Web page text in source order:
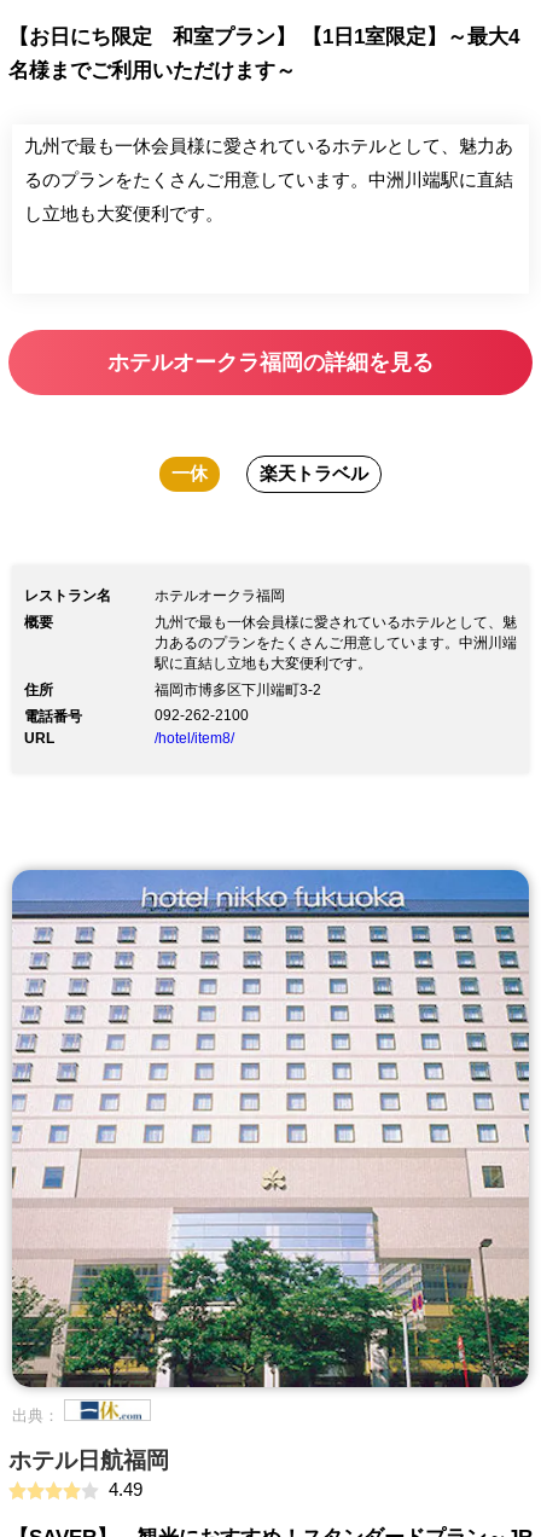
【お日にち限定 和室プラン】 【1日1室限定】～最大4
名様までご利用いただけます～
九州で最も一休会員様に愛されているホテルとして、魅力あ
るのプランをたくさんご用意しています。中洲川端駅に直結
し立地も大変便利です。
ホテルオークラ福岡の詳細を見る
一休 楽天トラベル
レストラン名
ホテルオークラ福岡
概要
九州で最も一休会員様に愛されているホテルとして、魅
力あるのプランをたくさんご用意しています。中洲川端
駅に直結し立地も大変便利です。
住所
福岡市博多区下川端町3-2
電話番号
092-262-2100
URL
/hotel/item8/
出典：
ホテル日航福岡
4.49